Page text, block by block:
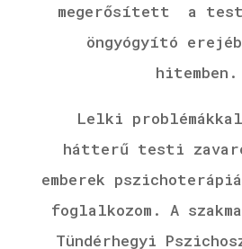
megerősített a
öngyógyító
hitemben.
Lelki
hátterű testi
emberek
foglalkozom. A
Tündérhegyi